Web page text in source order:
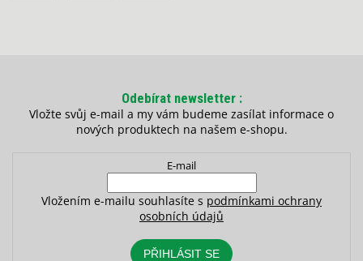
Odebírat newsletter
Vložte svůj e-mail a my vám budeme zasílat informace o
nových produktech na našem e-shopu.
E-mail
Vložením e-mailu souhlasíte s podmínkami ochrany
osobních údajů
PŘIHLÁSIT SE